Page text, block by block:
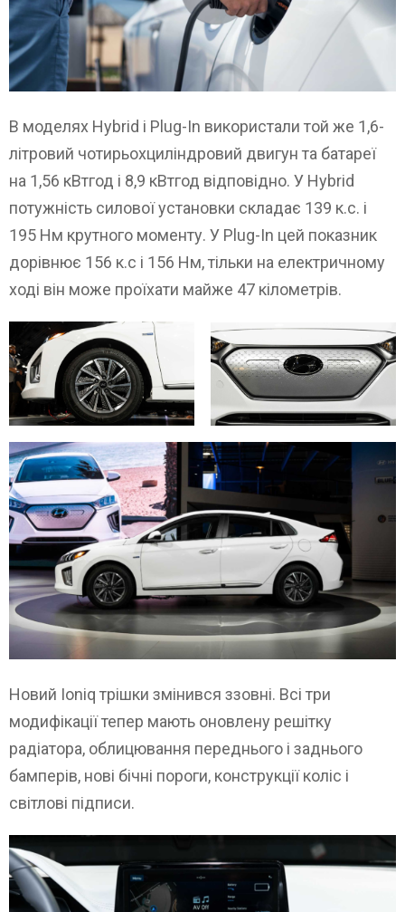
В моделях Hybrid і Plug-In використали той же 1,6-
літровий чотирьохциліндровий двигун та батареї
на 1,56 кВтгод і 8,9 кВтгод відповідно. У Hybrid
потужність силової установки складає 139 к.с. і
195 Нм крутного моменту. У Plug-In цей показник
дорівнює 156 к.с і 156 Нм, тільки на електричному
ході він може проїхати майже 47 кілометрів.
Новий Ioniq трішки змінився ззовні. Всі три
модифікації тепер мають оновлену решітку
радіатора, облицювання переднього і заднього
бамперів, нові бічні пороги, конструкції коліс і
світлові підписи.